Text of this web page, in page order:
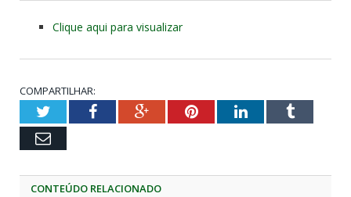
Clique aqui para visualizar
COMPARTILHAR:
TwitterFacebookGoogle+PinterestLinkedInTumblr
Email
CONTEÚDO RELACIONADO